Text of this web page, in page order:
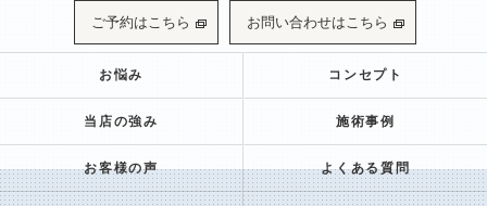
ご予約はこちら お問い合わせはこちら
お悩み コンセプト
当店の強み 施術事例
お客様の声 よくある質問